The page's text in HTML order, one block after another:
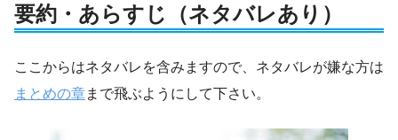
要約・あらすじ（ネタバレあり）
ここからはネタバレを含みますので、ネタバレが嫌な方は
まとめの章まで飛ぶようにして下さい。